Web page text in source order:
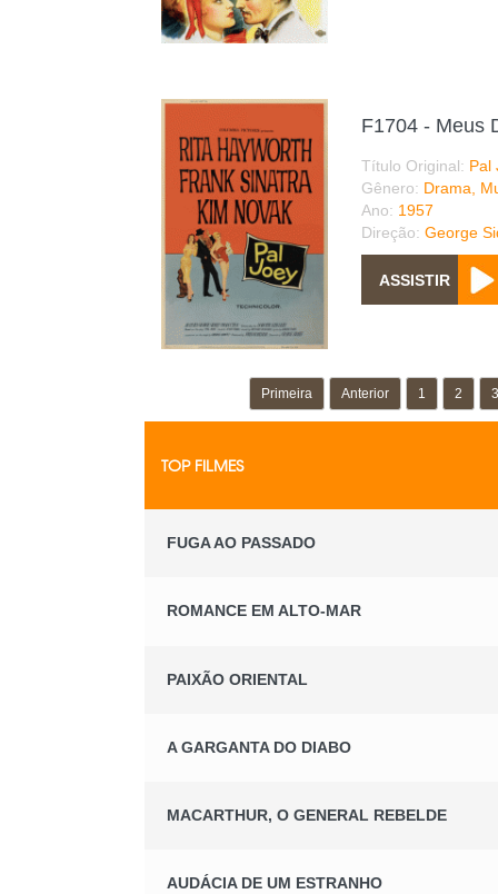
F1704 - Meus
Título Original: Pal
Gênero: Drama,
Ano: 1957
Direção: George
Primeira Anterior 1 2 3
TOP FILMES
FUGA AO PASSADO
ROMANCE EM ALTO-MAR
PAIXÃO ORIENTAL
A GARGANTA DO DIABO
MACARTHUR, O GENERAL REBELDE
AUDÁCIA DE UM ESTRANHO